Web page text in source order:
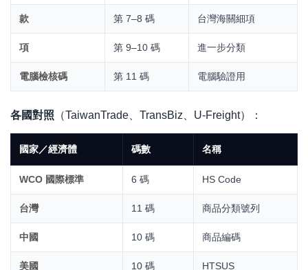
款 第 7–8 碼 台灣海關細項
項 第 9–10 碼 進一步分類
電腦檢核碼 第 11 碼 電腦驗證用
各國對照 （TaiwanTrade、TransBiz、U-Freight）：
國家／經濟體 碼數 名稱
WCO 國際標準 6 碼 HS Code
台灣 11 碼 商品分類號列
中國 10 碼 商品編碼
美國 10 碼 HTSUS